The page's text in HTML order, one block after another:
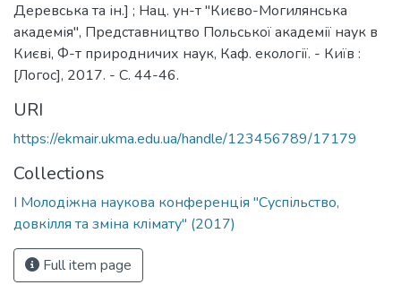
Деревська та ін.] ; Нац. ун-т "Києво-Могилянська
академія", Представництво Польської академії наук в
Києві, Ф-т природничих наук, Каф. екології. - Київ :
[Логос], 2017. - С. 44-46.
URI
https://ekmair.ukma.edu.ua/handle/123456789/17179
Collections
I Молодіжна наукова конференція "Суспільство,
довкілля та зміна клімату" (2017)
Full item page